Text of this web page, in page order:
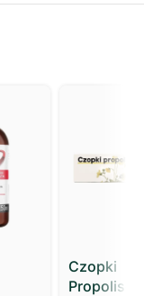
Czopki